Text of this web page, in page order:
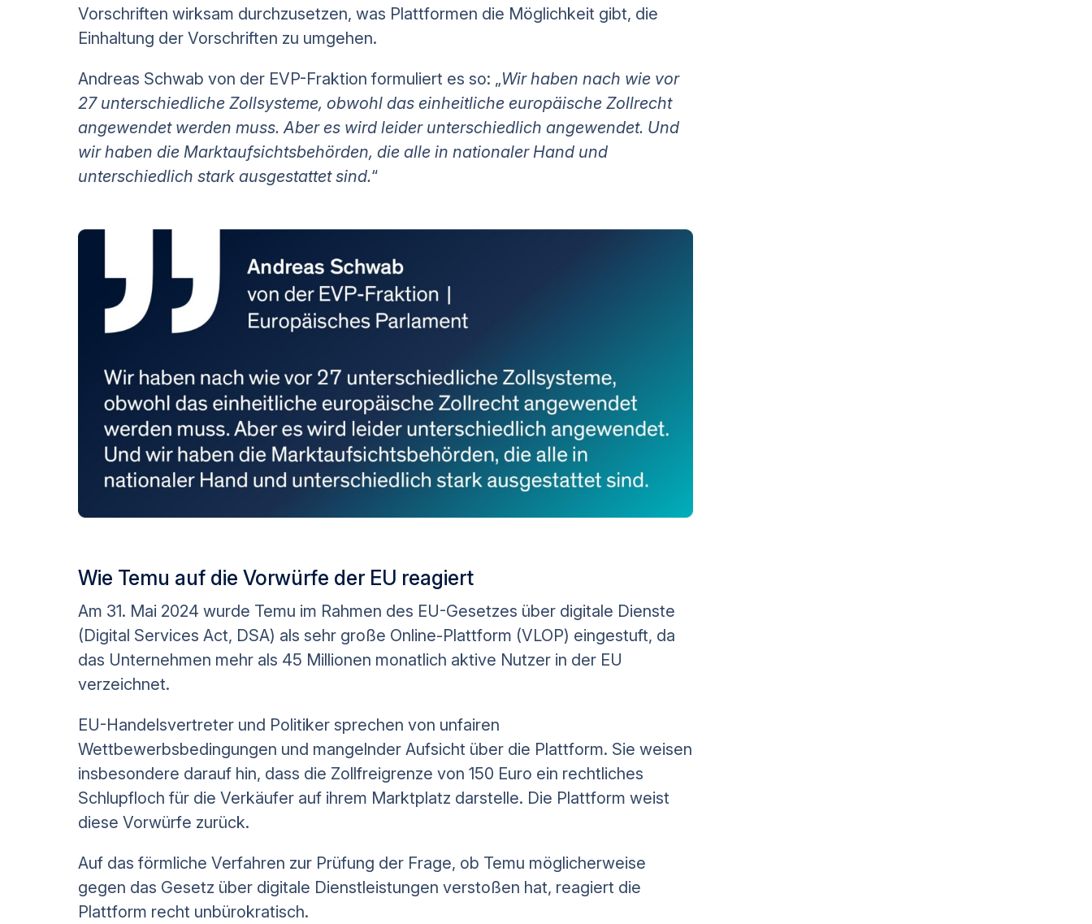
Vorschriften wirksam durchzusetzen, was Plattformen die Möglichkeit gibt, die
Einhaltung der Vorschriften zu umgehen.
Andreas Schwab von der EVP-Fraktion formuliert es so: „Wir haben nach wie vor
27 unterschiedliche Zollsysteme, obwohl das einheitliche europäische Zollrecht
angewendet werden muss. Aber es wird leider unterschiedlich angewendet. Und
wir haben die Marktaufsichtsbehörden, die alle in nationaler Hand und
unterschiedlich stark ausgestattet sind.“
Wie Temu auf die Vorwürfe der EU reagiert
Am 31. Mai 2024 wurde Temu im Rahmen des EU-Gesetzes über digitale Dienste
(Digital Services Act, DSA) als sehr große Online-Plattform (VLOP) eingestuft, da
das Unternehmen mehr als 45 Millionen monatlich aktive Nutzer in der EU
verzeichnet.
EU-Handelsvertreter und Politiker sprechen von unfairen
Wettbewerbsbedingungen und mangelnder Aufsicht über die Plattform. Sie weisen
insbesondere darauf hin, dass die Zollfreigrenze von 150 Euro ein rechtliches
Schlupfloch für die Verkäufer auf ihrem Marktplatz darstelle. Die Plattform weist
diese Vorwürfe zurück.
Auf das förmliche Verfahren zur Prüfung der Frage, ob Temu möglicherweise
gegen das Gesetz über digitale Dienstleistungen verstoßen hat, reagiert die
Plattform recht unbürokratisch.